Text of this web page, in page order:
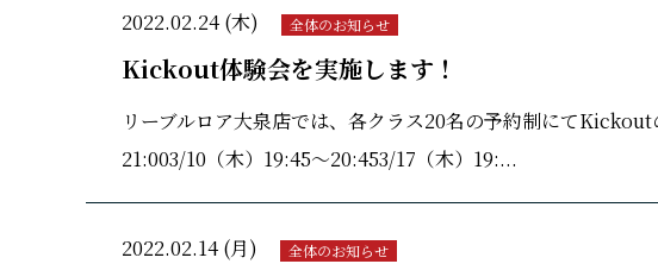
2022.02.24 (木) 全体のお知らせ
Kickout体験会を実施します！
リーブルロア大泉店では、各クラス20名の予約制にて
21:003/10（木）19:45～20:453/17（木）19:...
2022.02.14 (月) 全体のお知らせ